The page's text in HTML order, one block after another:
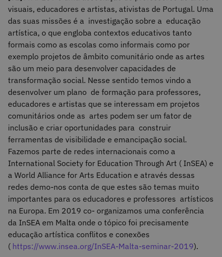
visuais, educadores e artistas, ativistas de Portugal. Uma
das suas missões é a investigação sobre a educação
artística, o que engloba contextos educativos tanto
formais como as escolas como informais como por
exemplo projetos de âmbito comunitário onde as artes
são um meio para desenvolver capacidades de
transformação social. Nesse sentido temos vindo a
desenvolver um plano de formação para professores,
educadores e artistas que se interessam em projetos
comunitários onde as artes podem ser um fator de
inclusão e criar oportunidades para construir
ferramentas de visibilidade e emancipação social.
Fazemos parte de redes internacionais como a
International Society for Education Through Art ( InSEA) e
a World Alliance for Arts Education e através dessas
redes demo-nos conta de que estes são temas muito
importantes para os educadores e professores artísticos
na Europa. Em 2019 co- organizamos uma conferência
da InSEA em Malta onde o tópico foi precisamente
educação artística conflitos e conexões
( https://www.insea.org/InSEA-Malta-seminar-2019).